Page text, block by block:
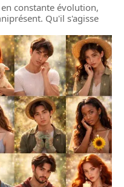
constante évolution,
Qu'il s'agisse